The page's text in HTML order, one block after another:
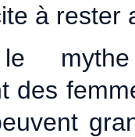
à rester
des